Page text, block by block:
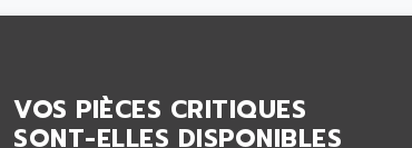
VOS PIÈCES CRITIQUES
SONT-ELLES DISPONIBLES